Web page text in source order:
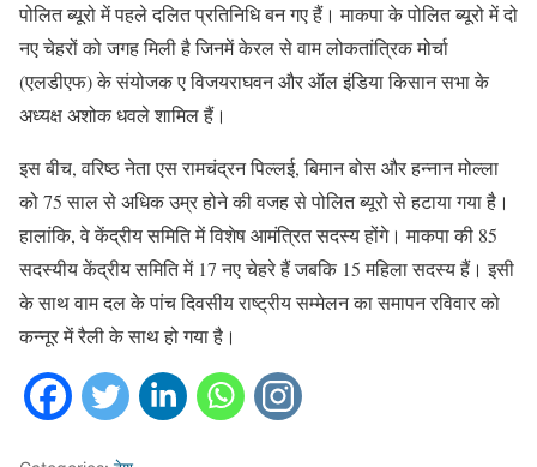
पोलित ब्यूरो में पहले दलित प्रतिनिधि बन गए हैं। माकपा के पोलित ब्यूरो में दो
नए चेहरों को जगह मिली है जिनमें केरल से वाम लोकतांत्रिक मोर्चा
(एलडीएफ) के संयोजक ए विजयराघवन और ऑल इंडिया किसान सभा के
अध्यक्ष अशोक धवले शामिल हैं।
इस बीच, वरिष्ठ नेता एस रामचंद्रन पिल्लई, बिमान बोस और हन्नान मोल्ला
को 75 साल से अधिक उम्र होने की वजह से पोलित ब्यूरो से हटाया गया है।
हालांकि, वे केंद्रीय समिति में विशेष आमंत्रित सदस्य होंगे। माकपा की 85
सदस्यीय केंद्रीय समिति में 17 नए चेहरे हैं जबकि 15 महिला सदस्य हैं। इसी
के साथ वाम दल के पांच दिवसीय राष्ट्रीय सम्मेलन का समापन रविवार को
कन्नूर में रैली के साथ हो गया है।